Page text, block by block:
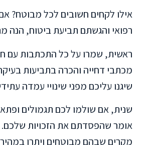
אילו לקחים חשובים לכל מבוטח?
רפואי והגשתם תביעת ביטוח, הנה
ראשית, שמרו על כל התכתבות עם
מכתבי דחייה והכרה בתביעות
שיגנו עליכם מפני שינויי עמדה
שנית, אם שולמו לכם תגמולים
אומר שהפסדתם את הזכויות שלכם.
מקרים שבהם מבוטחים ויתרו